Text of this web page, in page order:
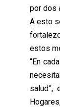
por dos
A esto
estos
“En
salud”,